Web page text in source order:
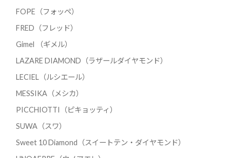
FOPE（フォッペ）
FRED（フレッド）
Gimel （ギメル）
LAZARE DIAMOND（ラザールダイヤモンド）
LECIEL（ルシエール）
MESSIKA（メシカ）
PICCHIOTTI（ピキョッティ）
SUWA（スワ）
Sweet 10 Diamond（スイートテン・ダイヤモンド）